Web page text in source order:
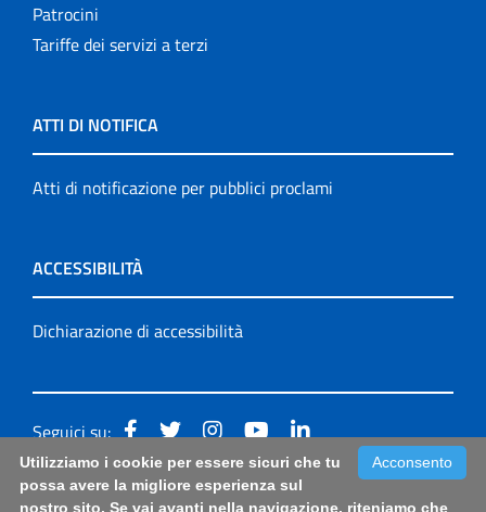
Patrocini
Tariffe dei servizi a terzi
ATTI DI NOTIFICA
Atti di notificazione per pubblici proclami
ACCESSIBILITÀ
Dichiarazione di accessibilità
Seguici su:
Accessibilità: form di segnalazione di prima istanza per
Acconsento
Utilizziamo i cookie per essere sicuri che tu
possa avere la migliore esperienza sul
nostro sito. Se vai avanti nella navigazione, riteniamo che